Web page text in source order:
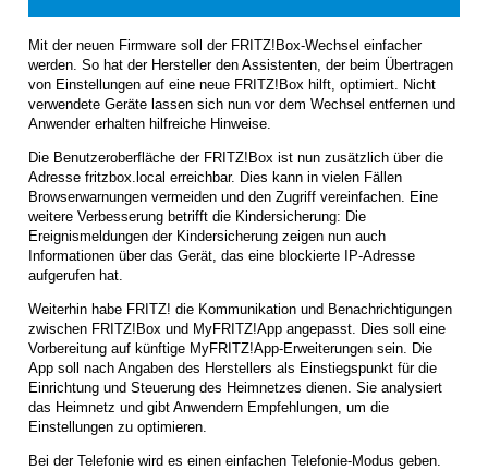
Mit der neuen Firmware soll der FRITZ!Box-Wechsel einfacher
werden. So hat der Hersteller den Assistenten, der beim Übertragen
von Einstellungen auf eine neue FRITZ!Box hilft, optimiert. Nicht
verwendete Geräte lassen sich nun vor dem Wechsel entfernen und
Anwender erhalten hilfreiche Hinweise.
Die Benutzeroberfläche der FRITZ!Box ist nun zusätzlich über die
Adresse fritzbox.local erreichbar. Dies kann in vielen Fällen
Browserwarnungen vermeiden und den Zugriff vereinfachen. Eine
weitere Verbesserung betrifft die Kindersicherung: Die
Ereignismeldungen der Kindersicherung zeigen nun auch
Informationen über das Gerät, das eine blockierte IP-Adresse
aufgerufen hat.
Weiterhin habe FRITZ! die Kommunikation und Benachrichtigungen
zwischen FRITZ!Box und MyFRITZ!App angepasst. Dies soll eine
Vorbereitung auf künftige MyFRITZ!App-Erweiterungen sein. Die
App soll nach Angaben des Herstellers als Einstiegspunkt für die
Einrichtung und Steuerung des Heimnetzes dienen. Sie analysiert
das Heimnetz und gibt Anwendern Empfehlungen, um die
Einstellungen zu optimieren.
Bei der Telefonie wird es einen einfachen Telefonie-Modus geben.